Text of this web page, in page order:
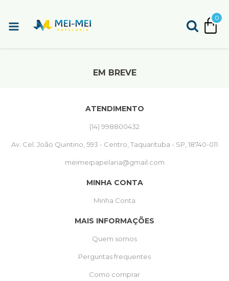
0
EM BREVE
ATENDIMENTO
(14) 998800432
Av. Cel. João Quintino, 593 - Centro, Taquarituba - SP, 18740-011
meimeipapelaria@gmail.com
MINHA CONTA
Minha Conta
MAIS INFORMAÇÕES
Quem somos
Perguntas frequentes
Como comprar